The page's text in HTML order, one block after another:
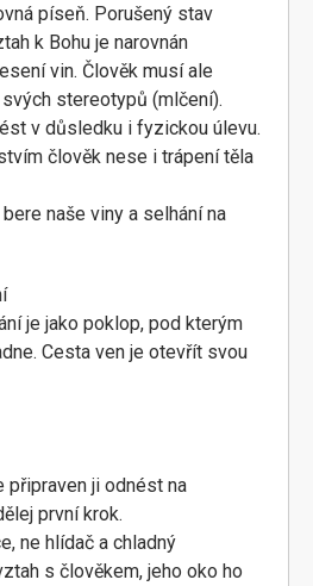
píseň. Porušený stav
k Bohu je narovnán
vin. Člověk musí ale
stereotypů (mlčení).
v důsledku i fyzickou úlevu.
člověk nese i trápení těla
naše viny a selhání na
je jako poklop, pod kterým
Cesta ven je otevřít svou
připraven ji odnést na
první krok.
ne hlídač a chladný
s člověkem, jeho oko ho